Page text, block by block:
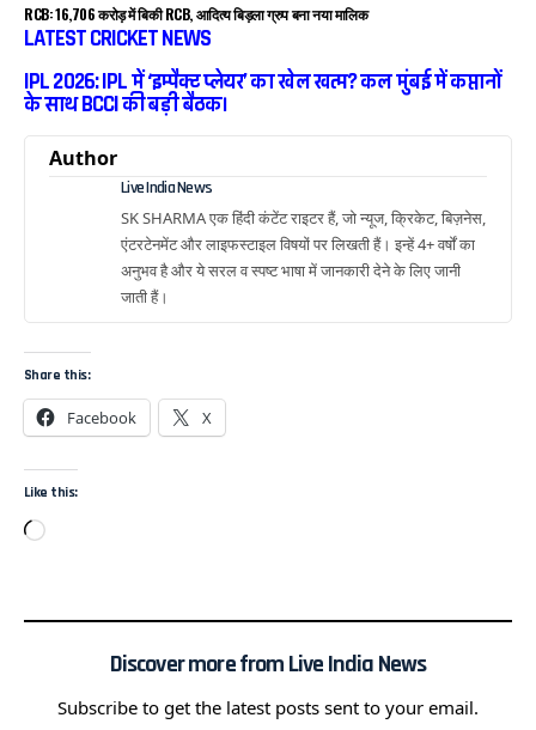
RCB: ₹16,706 करोड़ में बिकी RCB, आदित्य बिड़ला ग्रुप बना नया मालिक
LATEST CRICKET NEWS
IPL 2026: IPL में ‘इम्पैक्ट प्लेयर’ का खेल खत्म? कल मुंबई में कप्तानों
के साथ BCCI की बड़ी बैठक।
Author
Live India News
SK SHARMA एक हिंदी कंटेंट राइटर हैं, जो न्यूज, क्रिकेट, बिज़नेस,
एंटरटेनमेंट और लाइफस्टाइल विषयों पर लिखती हैं। इन्हें 4+ वर्षों का
अनुभव है और ये सरल व स्पष्ट भाषा में जानकारी देने के लिए जानी
जाती हैं।
Share this:
Facebook X
Like this:
Discover more from Live India News
Subscribe to get the latest posts sent to your email.